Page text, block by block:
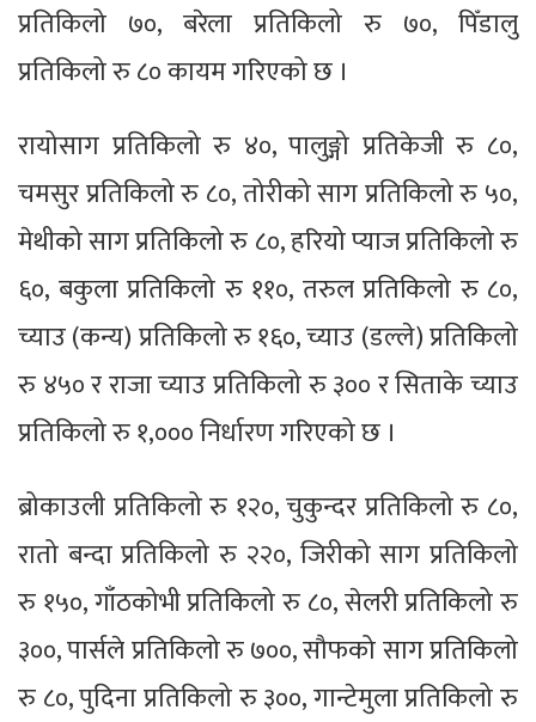
प्रतिकिलो ७०, बरेला प्रतिकिलो रु ७०, पिँडालु
प्रतिकिलो रु ८० कायम गरिएको छ ।
रायोसाग प्रतिकिलो रु ४०, पालुङ्गो प्रतिकेजी रु ८०,
चमसुर प्रतिकिलो रु ८०, तोरीको साग प्रतिकिलो रु ५०,
मेथीको साग प्रतिकिलो रु ८०, हरियो प्याज प्रतिकिलो रु
६०, बकुला प्रतिकिलो रु ११०, तरुल प्रतिकिलो रु ८०,
च्याउ (कन्य) प्रतिकिलो रु १६०, च्याउ (डल्ले) प्रतिकिलो
रु ४५० र राजा च्याउ प्रतिकिलो रु ३०० र सिताके च्याउ
प्रतिकिलो रु १,००० निर्धारण गरिएको छ ।
ब्रोकाउली प्रतिकिलो रु १२०, चुकुन्दर प्रतिकिलो रु ८०,
रातो बन्दा प्रतिकिलो रु २२०, जिरीको साग प्रतिकिलो
रु १५०, गाँठकोभी प्रतिकिलो रु ८०, सेलरी प्रतिकिलो रु
३००, पार्सले प्रतिकिलो रु ७००, सौफको साग प्रतिकिलो
रु ८०, पुदिना प्रतिकिलो रु ३००, गान्टेमुला प्रतिकिलो रु